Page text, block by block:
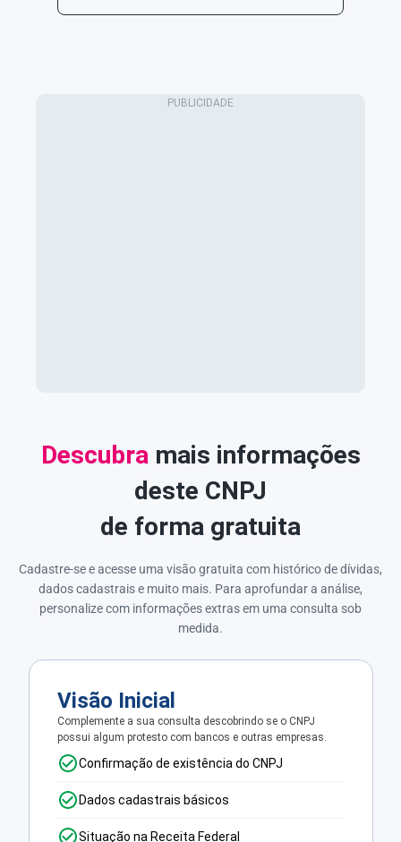
Descubra mais informações
deste CNPJ
de forma gratuita
Cadastre-se e acesse uma visão gratuita com histórico de dívidas,
dados cadastrais e muito mais. Para aprofundar a análise,
personalize com informações extras em uma consulta sob
medida.
Visão Inicial
Complemente a sua consulta descobrindo se o CNPJ
possui algum protesto com bancos e outras empresas.
Confirmação de existência do CNPJ
Dados cadastrais básicos
Situação na Receita Federal